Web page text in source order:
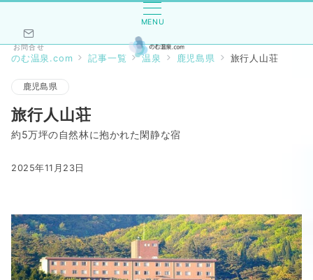
MENU
お問合せ
のむ温泉.com 記事一覧 温泉 鹿児島県 旅行人山荘
鹿児島県
旅行人山荘
約5万坪の自然林に抱かれた閑静な宿
2025年11月23日